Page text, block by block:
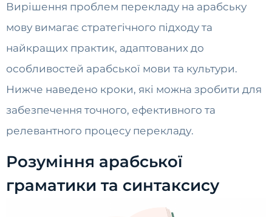
Вирішення проблем перекладу на арабську
мову вимагає стратегічного підходу та
найкращих практик, адаптованих до
особливостей арабської мови та культури.
Нижче наведено кроки, які можна зробити для
забезпечення точного, ефективного та
релевантного процесу перекладу.
Розуміння арабської
граматики та синтаксису